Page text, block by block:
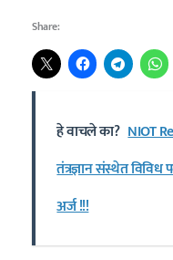
Share:
हे वाचले का? NIOT
तंत्रज्ञान संस्थेत
अर्ज !!!